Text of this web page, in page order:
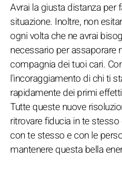
Avrai la giusta distanza per
situazione. Inoltre, non
ogni volta che ne avrai
necessario per assaporare
compagnia dei tuoi cari.
l'incoraggiamento di chi ti
rapidamente dei primi
Tutte queste nuove
ritrovare fiducia in te stesso
con te stesso e con le
mantenere questa bella